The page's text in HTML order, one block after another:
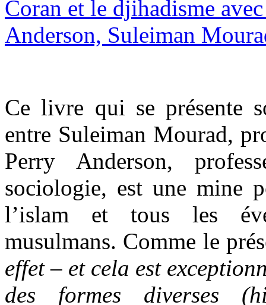
Ce livre qui se présente
entre Suleiman Mourad,
Perry Anderson,
sociologie, est une mine
l’islam et tous les
musulmans. Comme le
effet – et cela est
des formes diverses